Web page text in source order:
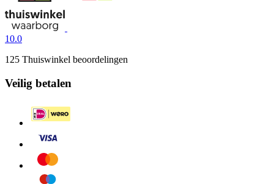
10.0
125 Thuiswinkel beoordelingen
Veilig betalen